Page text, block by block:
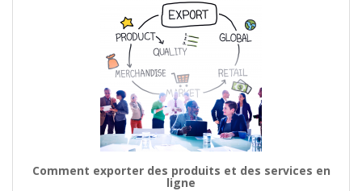
Comment exporter des produits et des services en
ligne